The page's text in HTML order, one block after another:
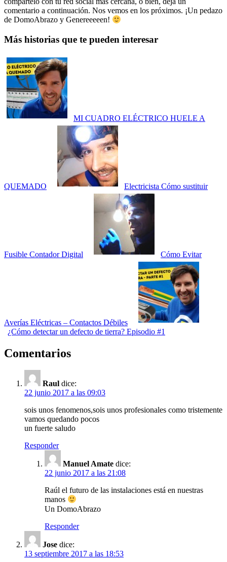
comentario a continuación. Nos vemos en los próximos. ¡Un pedazo
de DomoAbrazo y Genereeeeen!
Más historias que te pueden interesar
MI CUADRO ELÉCTRICO HUELE A
QUEMADO Electricista Cómo sustituir
Fusible Contador Digital Cómo Evitar
Averías Eléctricas – Contactos Débiles
¿Cómo detectar un defecto de tierra? Episodio #1
Comentarios
Raul dice:
22 junio 2017 a las 09:03
sois unos fenomenos,sois unos profesionales como tristemente
vamos quedando pocos
un fuerte saludo
Responder
Manuel Amate dice:
22 junio 2017 a las 21:08
Raúl el futuro de las instalaciones está en nuestras
manos
Un DomoAbrazo
Responder
Jose dice:
13 septiembre 2017 a las 18:53